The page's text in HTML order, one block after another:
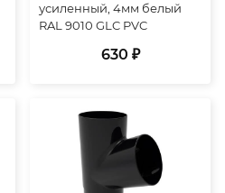
усиленный, 4мм белый
RAL 9010 GLC PVC
630 ₽